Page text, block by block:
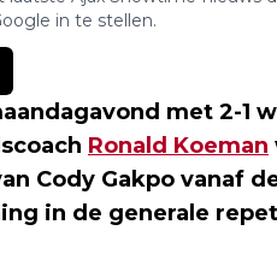
in te stellen.
met 2-1
Ronald Koeman
Cody Gakpo vanaf
in de generale